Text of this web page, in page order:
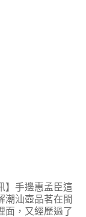
】手邊惠孟臣這
潮汕壺品茗在閩
面，又經歷過了